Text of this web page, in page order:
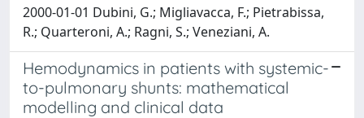
2000-01-01 Dubini, G.; Migliavacca, F.; Pietrabissa,
R.; Quarteroni, A.; Ragni, S.; Veneziani, A.
Hemodynamics in patients with systemic-
to-pulmonary shunts: mathematical
modelling and clinical data